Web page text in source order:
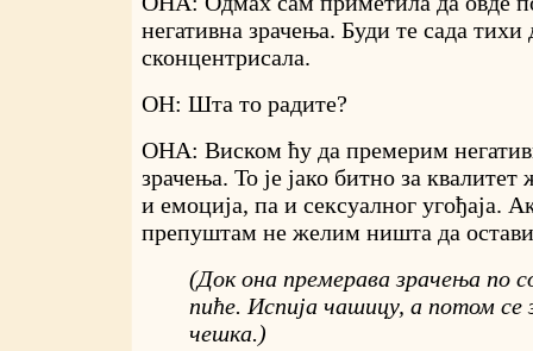
негативна зрачења. Буди те сада тихи
сконцентрисала.
ОН: Шта то радите?
ОНА: Виском ћу да премерим
зрачења. То је јако битно за
и емоција, па и сексуалног угођаја.
препуштам не желим ништа да
(Док она премерава зрачења по
пиће. Испија чашицу, а потом се
чешка.)